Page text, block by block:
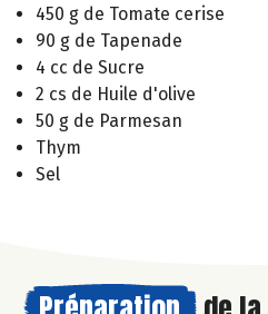
450 g de Tomate cerise
90 g de Tapenade
4 cc de Sucre
2 cs de Huile d'olive
50 g de Parmesan
Thym
Sel